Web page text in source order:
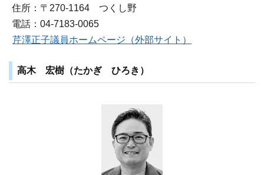
住所：〒270‐1164 つくし野
電話：04-7183-0065
芹澤正子議員ホームページ（外部サイト）
高木 宏樹（たかぎ ひろき）